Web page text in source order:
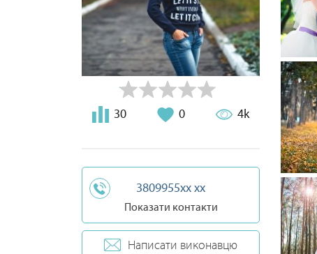
30 0 4k
3809955xx xx
Показати контакти
Написати виконавцю